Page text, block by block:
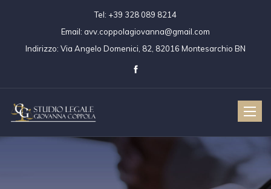
Tel: +39 328 089 8214
Email: avv.coppolagiovanna@gmail.com
Indirizzo: Via Angelo Domenici, 82, 82016 Montesarchio BN
Toggle